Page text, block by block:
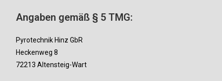
Angaben gemäß § 5 TMG:
Pyrotechnik Hinz GbR
Heckenweg 8
72213 Altensteig-Wart